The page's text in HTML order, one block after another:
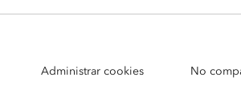
Administrar cookies No